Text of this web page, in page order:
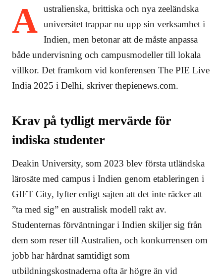
A ustralienska, brittiska och nya zeeländska
universitet trappar nu upp sin verksamhet i
Indien, men betonar att de måste anpassa
både undervisning och campusmodeller till lokala
villkor. Det framkom vid konferensen The PIE Live
India 2025 i Delhi, skriver thepienews.com.
Krav på tydligt mervärde för
indiska studenter
Deakin University, som 2023 blev första utländska
lärosäte med campus i Indien genom etableringen i
GIFT City, lyfter enligt sajten att det inte räcker att
”ta med sig” en australisk modell rakt av.
Studenternas förväntningar i Indien skiljer sig från
dem som reser till Australien, och konkurrensen om
jobb har hårdnat samtidigt som
utbildningskostnaderna ofta är högre än vid